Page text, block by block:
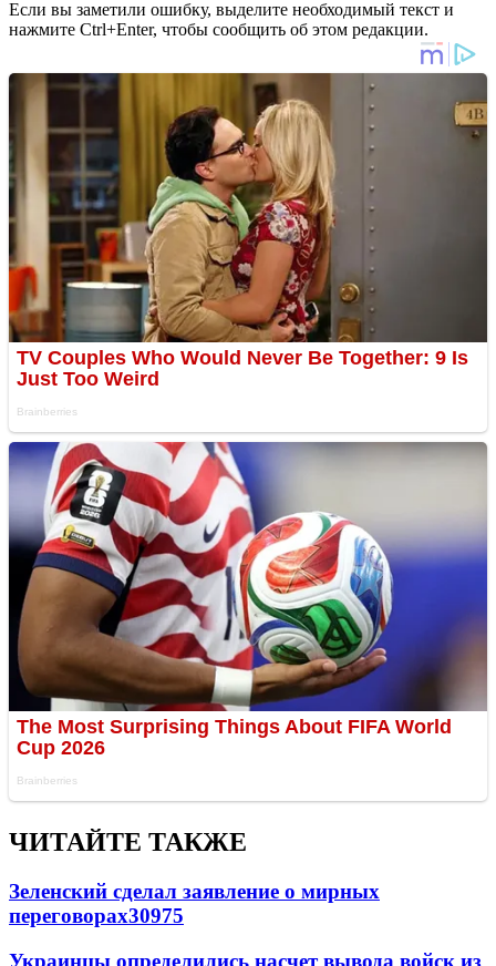
Если вы заметили ошибку, выделите необходимый текст и
нажмите Ctrl+Enter, чтобы сообщить об этом редакции.
ЧИТАЙТЕ ТАКЖЕ
Зеленский сделал заявление о мирных
переговорах30975
Украинцы определились насчет вывода войск из